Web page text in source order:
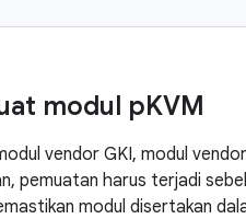
modul pKVM
vendor GKI, modul
pemuatan harus terjadi
modul disertakan